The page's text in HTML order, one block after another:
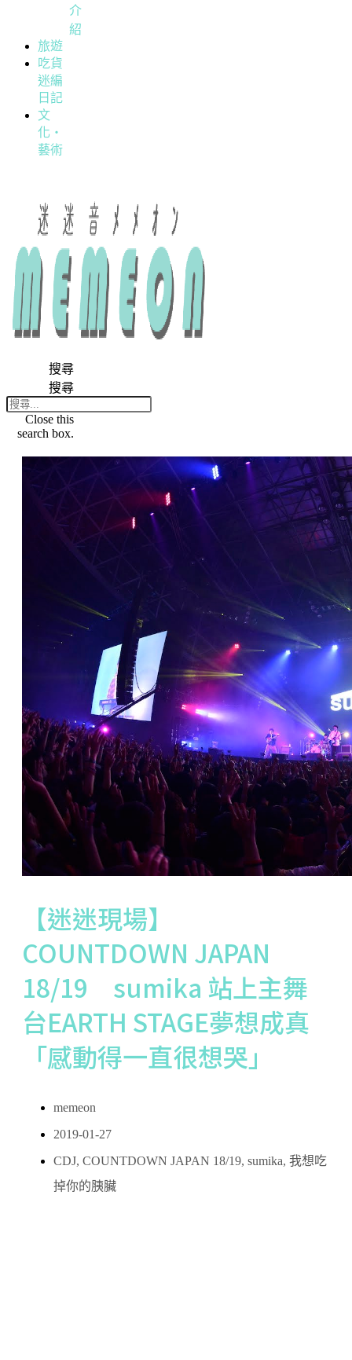
介
紹
旅遊
吃貨
迷編
日記
文
化・
藝術
搜尋
搜尋
Close this
search box.
【迷迷現場】
COUNTDOWN JAPAN
18/19 sumika 站上主舞
台EARTH STAGE夢想成真
「感動得一直很想哭」
memeon
2019-01-27
CDJ, COUNTDOWN JAPAN 18/19, sumika, 我想吃
掉你的胰臟